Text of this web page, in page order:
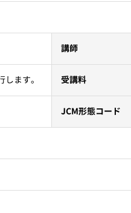
講師
します。 受講料
JCM形態コード